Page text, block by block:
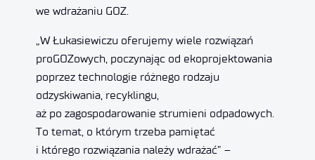
we wdrażaniu GOZ.
„W Łukasiewiczu oferujemy wiele rozwiązań
proGOZowych, poczynając od ekoprojektowania
poprzez technologie różnego rodzaju
odzyskiwania, recyklingu,
aż po zagospodarowanie strumieni odpadowych.
To temat, o którym trzeba pamiętać
i którego rozwiązania należy wdrażać” –